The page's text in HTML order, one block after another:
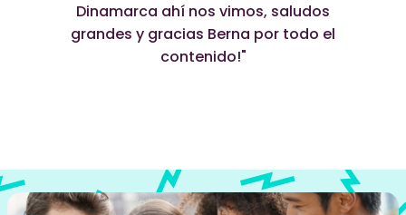
Dinamarca ahí nos vimos, saludos
grandes y gracias Berna por todo el
contenido!"